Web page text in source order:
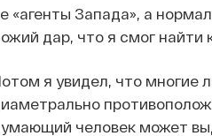
«агенты Запада», а
дар, что я смог найти
я увидел, что многие
человек может